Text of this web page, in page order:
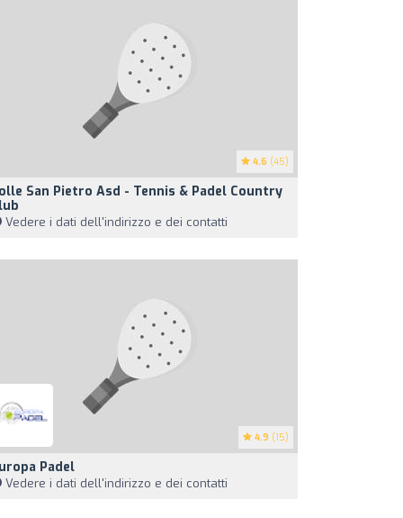
4.6 (45)
San Pietro Asd - Tennis & Padel Country
Vedere i dati dell'indirizzo e dei contatti
4.9 (15)
Padel
Vedere i dati dell'indirizzo e dei contatti